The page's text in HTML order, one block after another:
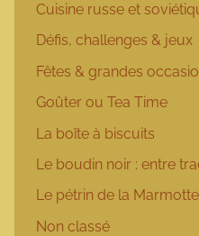
Cuisine russe et
Défis, challenges & jeux
Fêtes & grandes
Goûter ou Tea Time
La boîte à biscuits
Le boudin noir : entre
Le pétrin de la Marmotte
Non classé